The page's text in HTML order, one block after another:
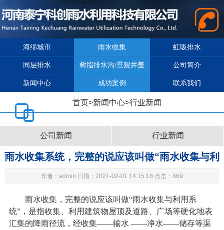
海绵城市 雨水收集 虹吸排水
同层排水 树脂排水沟/景观井盖 公司简介
新闻中心 成功案例 联系我们
首页>新闻中心>行业新闻
公司新闻 行业新闻
雨水收集系统，完整的说应该叫做“雨水收集与利
用系统”
作者：admin 日期：2021-02-01 14:15:18 点击：869
雨水收集，完整的说应该叫做“雨水收集与利用系
统”，是指收集、利用建筑物屋顶及道路、广场等硬化地表
汇集的降雨径流，经收集——输水 ——净水——储存等渠